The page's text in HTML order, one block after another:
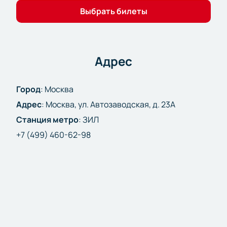
Выбрать билеты
Адрес
Город: Москва
Адрес: Москва, ул. Автозаводская, д. 23А
Станция метро:ЗИЛ
+7 (499) 460-62-98